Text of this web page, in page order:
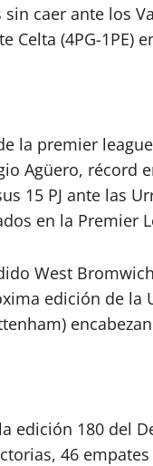
caer ante los
Celta (4PG-1PE)
la premier
Agüero, récord
15 PJ ante las
en la Premier
West
edición de la
edición 180 del
46